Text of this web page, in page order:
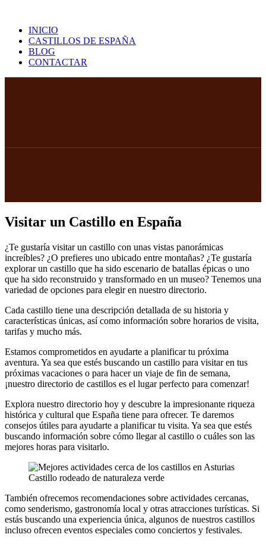
contenidoINICIO
CASTILLOS DE ESPAÑA
BLOG
CONTACTAR
Visitar un Castillo en España
¿Te gustaría visitar un castillo con unas vistas panorámicas
increíbles? ¿O prefieres uno ubicado entre montañas? ¿Te gustaría
explorar un castillo que ha sido escenario de batallas épicas o uno
que ha sido reconstruido y transformado en un museo? Tenemos una
variedad de opciones para elegir en nuestro directorio.
Cada castillo tiene una descripción detallada de su historia y
características únicas, así como información sobre horarios de visita,
tarifas y mucho más.
Estamos comprometidos en ayudarte a planificar tu próxima
aventura. Ya sea que estés buscando un castillo para visitar en tus
próximas vacaciones o para hacer un viaje de fin de semana,
¡nuestro directorio de castillos es el lugar perfecto para comenzar!
Explora nuestro directorio hoy y descubre la impresionante riqueza
histórica y cultural que España tiene para ofrecer. Te daremos
consejos útiles para ayudarte a planificar tu visita. Ya sea que estés
buscando información sobre cómo llegar al castillo o cuáles son las
mejores horas para visitarlo.
Castillo rodeado de naturaleza verde
También ofrecemos recomendaciones sobre actividades cercanas,
como senderismo, gastronomía local y otras atracciones turísticas. Si
estás buscando una experiencia única, algunos de nuestros castillos
incluso ofrecen eventos especiales como conciertos y festivales.